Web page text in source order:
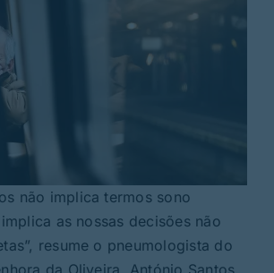
não implica termos sono
as nossas decisões não
resume o pneumologista do